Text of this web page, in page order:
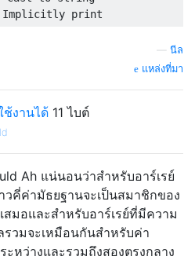
นีล
แหล่งที่มา
ช้งานได้ 11 ไบต์
Ah แน่นอนว่าสำหรับอาร์เรย์
วคี่ค่ามัธยฐานจะเป็นสมาชิกของ
เสมอและสำหรับอาร์เรย์ที่มีความ
รวมจะเหมือนกันสำหรับค่า
ะหว่างและรวมถึงสองตรงกลาง